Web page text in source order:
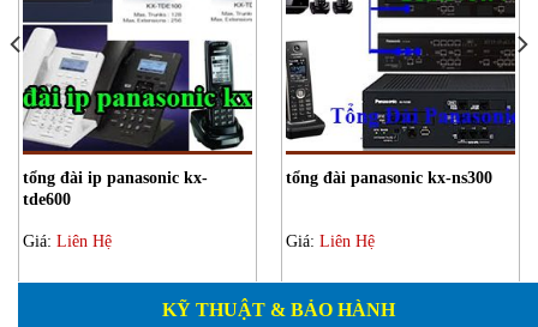
tổng đài ip panasonic kx-
tde600
Giá: Liên Hệ
tổng đài panasonic kx-ns300
Giá: Liên Hệ
KỸ THUẬT & BẢO HÀNH